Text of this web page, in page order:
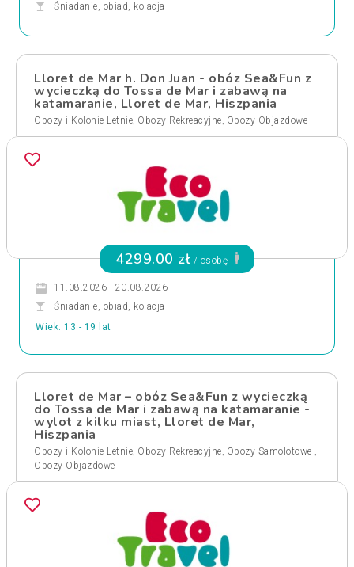
Śniadanie, obiad, kolacja
Lloret de Mar h. Don Juan - obóz Sea&Fun z
wycieczką do Tossa de Mar i zabawą na
katamaranie, Lloret de Mar, Hiszpania
Obozy i Kolonie Letnie, Obozy Rekreacyjne, Obozy Objazdowe
4299.00 zł / osobę
11.08.2026 - 20.08.2026
Śniadanie, obiad, kolacja
Wiek: 13 - 19 lat
Lloret de Mar – obóz Sea&Fun z wycieczką
do Tossa de Mar i zabawą na katamaranie -
wylot z kilku miast, Lloret de Mar,
Hiszpania
Obozy i Kolonie Letnie, Obozy Rekreacyjne, Obozy Samolotowe ,
Obozy Objazdowe